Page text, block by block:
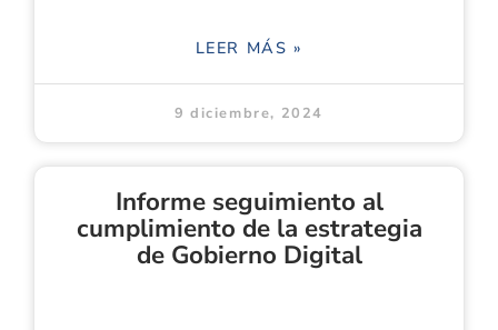
LEER MÁS »
9 diciembre, 2024
Informe seguimiento al
cumplimiento de la estrategia
de Gobierno Digital